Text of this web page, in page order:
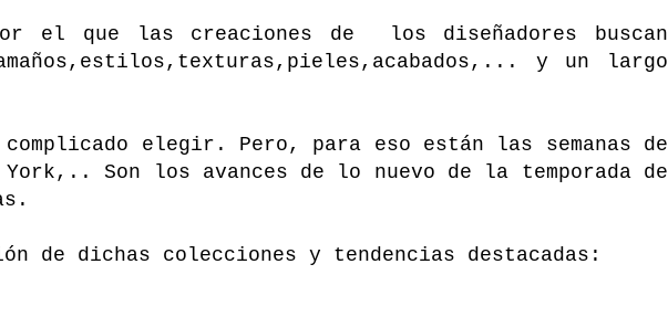
el que las creaciones de los diseñadores buscan
y un largo
elegir. Pero, para eso están las semanas de
Son los avances de lo nuevo de la temporada de
de dichas colecciones y tendencias destacadas: